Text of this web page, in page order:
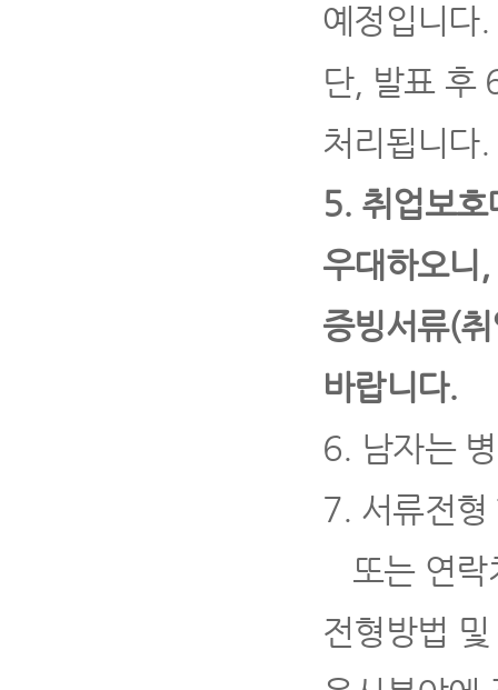
예정입니다.
단, 발표 후
처리됩니다.
5. 취업보호
우대하오니 ,
증빙서류(
바랍니다.
6. 남자는
7. 서류전
또는 연
전형방법